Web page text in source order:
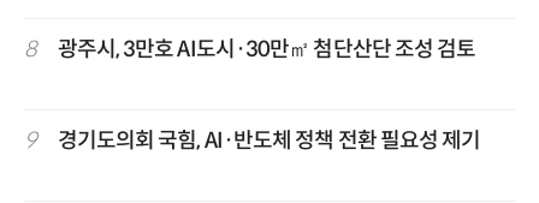
8 광주시, 3만호 AI도시·30만㎡ 첨단산단 조성 검토
9 경기도의회 국힘, AI·반도체 정책 전환 필요성 제기